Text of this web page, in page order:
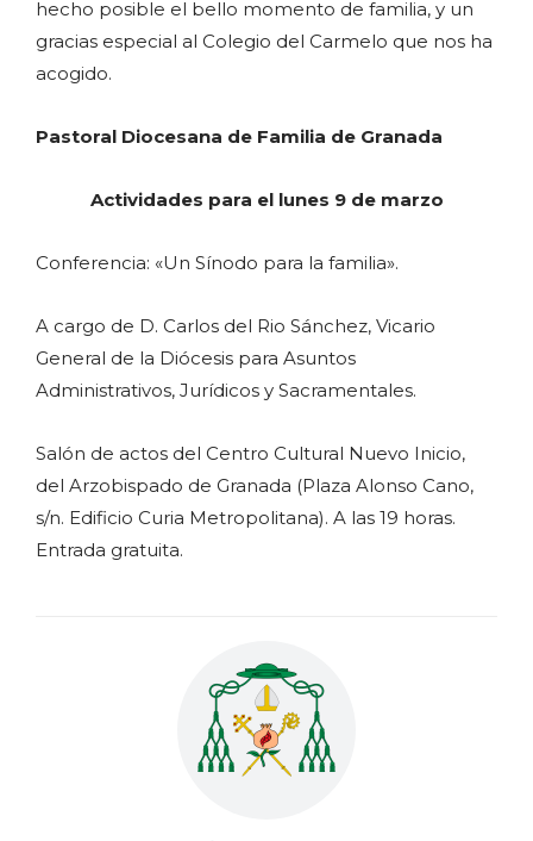
hecho posible el bello momento de familia, y un
gracias especial al Colegio del Carmelo que nos ha
acogido.
Pastoral Diocesana de Familia de Granada
Actividades para el lunes 9 de marzo
Conferencia: «Un Sínodo para la familia».
A cargo de D. Carlos del Rio Sánchez, Vicario
General de la Diócesis para Asuntos
Administrativos, Jurídicos y Sacramentales.
Salón de actos del Centro Cultural Nuevo Inicio,
del Arzobispado de Granada (Plaza Alonso Cano,
s/n. Edificio Curia Metropolitana). A las 19 horas.
Entrada gratuita.